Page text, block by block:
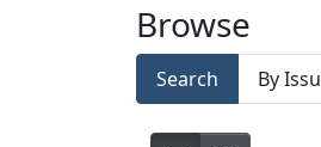
Browse
Search By